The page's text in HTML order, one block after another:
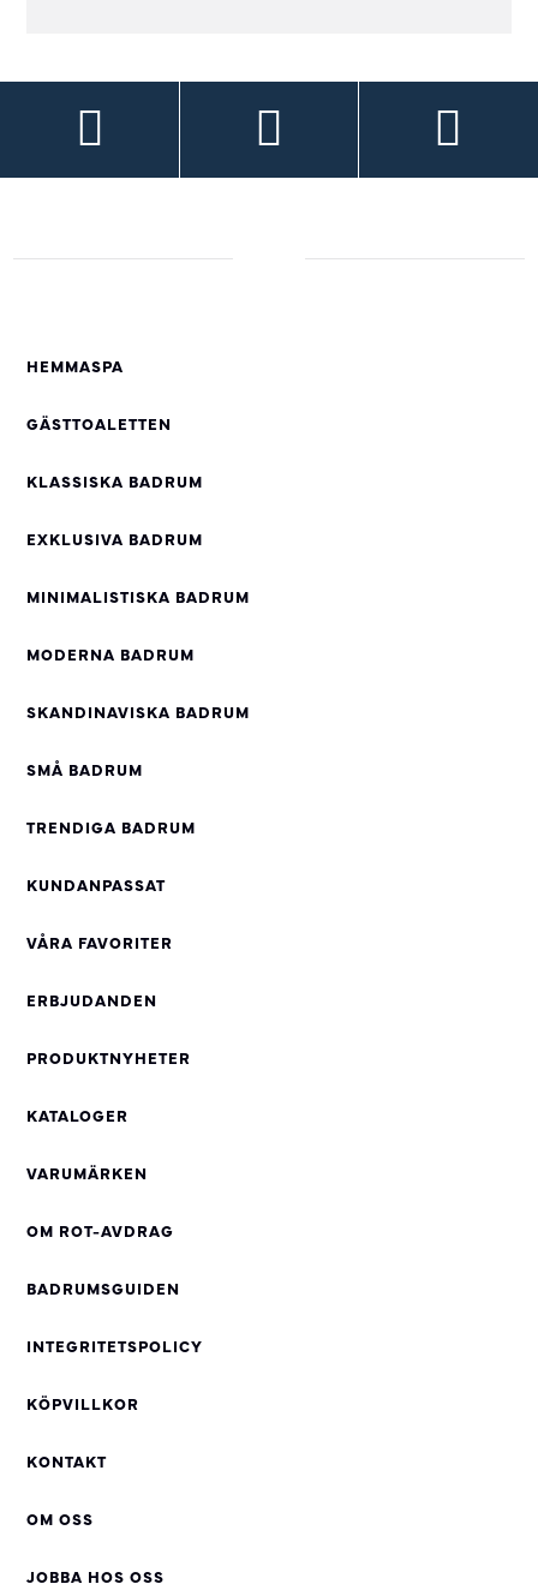
HEMMASPA
GÄSTTOALETTEN
KLASSISKA BADRUM
EXKLUSIVA BADRUM
MINIMALISTISKA BADRUM
MODERNA BADRUM
SKANDINAVISKA BADRUM
SMÅ BADRUM
TRENDIGA BADRUM
KUNDANPASSAT
VÅRA FAVORITER
ERBJUDANDEN
PRODUKTNYHETER
KATALOGER
VARUMÄRKEN
OM ROT-AVDRAG
BADRUMSGUIDEN
INTEGRITETSPOLICY
KÖPVILLKOR
KONTAKT
OM OSS
JOBBA HOS OSS